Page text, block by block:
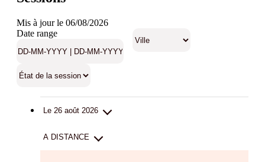
Mis à jour le 06/08/2026
Date range
Le 26 août 2026
A DISTANCE